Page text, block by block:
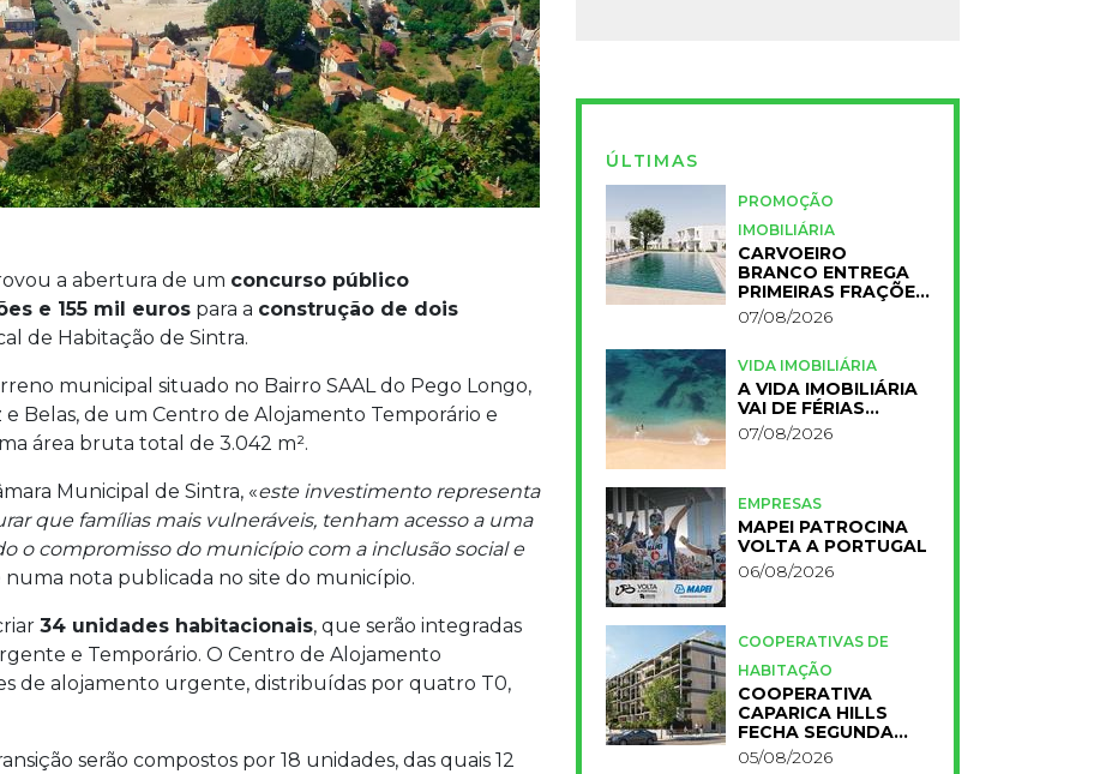
a abertura de um concurso público
e 155 mil euros para a construção de dois
de Habitação de Sintra.
municipal situado no Bairro SAAL do Pego Longo,
Belas, de um Centro de Alojamento Temporário e
área bruta total de 3.042 m².
Municipal de Sintra, «este investimento representa
que famílias mais vulneráveis, tenham acesso a uma
o compromisso do município com a inclusão social e
numa nota publicada no site do município.
34 unidades habitacionais, que serão integradas
e Temporário. O Centro de Alojamento
de alojamento urgente, distribuídas por quatro T0,
serão compostos por 18 unidades, das quais 12
ÚLTIMAS
PROMOÇÃO
IMOBILIÁRIA
CARVOEIRO
BRANCO ENTREGA
PRIMEIRAS FRAÇÕES
DO NOVO RESORT
PRIMELIFE
07/08/2026
VIDA IMOBILIÁRIA
A VIDA IMOBILIÁRIA
VAI DE FÉRIAS…
07/08/2026
EMPRESAS
MAPEI PATROCINA
VOLTA A PORTUGAL
06/08/2026
COOPERATIVAS DE
HABITAÇÃO
COOPERATIVA
CAPARICA HILLS
FECHA SEGUNDA
FASE DO PROJETO
05/08/2026